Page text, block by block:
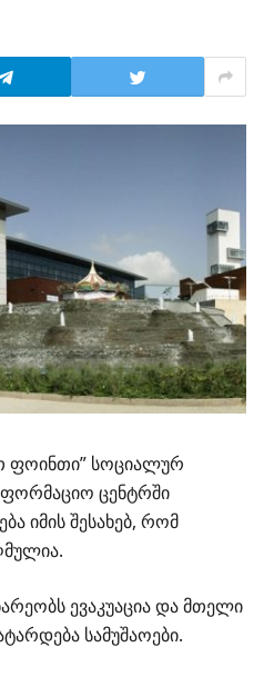
ფოინთი” სოციალურ
ცენტრში
იმის შესახებ, რომ
ევაკუაცია და მთელი
სამუშაოები.